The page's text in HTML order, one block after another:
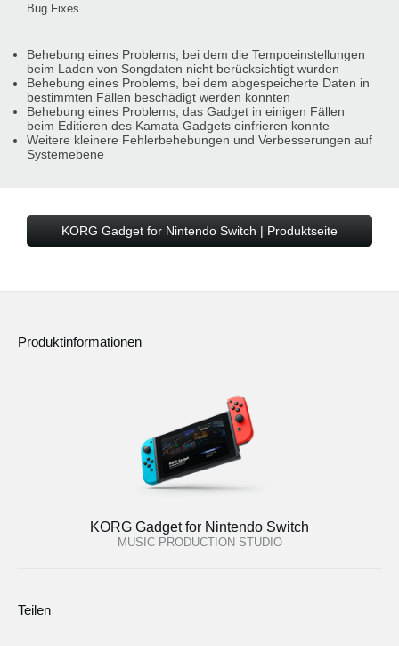
Bug Fixes
Behebung eines Problems, bei dem die Tempoeinstellungen
beim Laden von Songdaten nicht berücksichtigt wurden
Behebung eines Problems, bei dem abgespeicherte Daten in
bestimmten Fällen beschädigt werden konnten
Behebung eines Problems, das Gadget in einigen Fällen
beim Editieren des Kamata Gadgets einfrieren konnte
Weitere kleinere Fehlerbehebungen und Verbesserungen auf
Systemebene
KORG Gadget for Nintendo Switch | Produktseite
Produktinformationen
KORG Gadget for Nintendo Switch
MUSIC PRODUCTION STUDIO
Teilen